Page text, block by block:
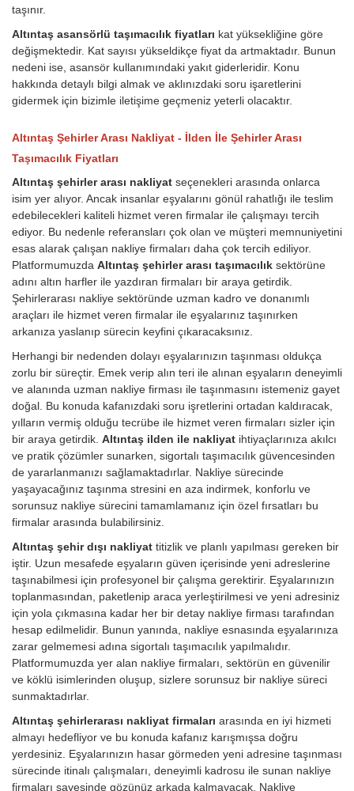
taşınır.
Altıntaş asansörlü taşımacılık fiyatları kat yüksekliğine göre
değişmektedir. Kat sayısı yükseldikçe fiyat da artmaktadır. Bunun
nedeni ise, asansör kullanımındaki yakıt giderleridir. Konu
hakkında detaylı bilgi almak ve aklınızdaki soru işaretlerini
gidermek için bizimle iletişime geçmeniz yeterli olacaktır.
Altıntaş Şehirler Arası Nakliyat - İlden İle Şehirler Arası
Taşımacılık Fiyatları
Altıntaş şehirler arası nakliyat seçenekleri arasında onlarca
isim yer alıyor. Ancak insanlar eşyalarını gönül rahatlığı ile teslim
edebilecekleri kaliteli hizmet veren firmalar ile çalışmayı tercih
ediyor. Bu nedenle referansları çok olan ve müşteri memnuniyetini
esas alarak çalışan nakliye firmaları daha çok tercih ediliyor.
Platformumuzda Altıntaş şehirler arası taşımacılık sektörüne
adını altın harfler ile yazdıran firmaları bir araya getirdik.
Şehirlerarası nakliye sektöründe uzman kadro ve donanımlı
araçları ile hizmet veren firmalar ile eşyalarınız taşınırken
arkanıza yaslanıp sürecin keyfini çıkaracaksınız.
Herhangi bir nedenden dolayı eşyalarınızın taşınması oldukça
zorlu bir süreçtir. Emek verip alın teri ile alınan eşyaların deneyimli
ve alanında uzman nakliye firması ile taşınmasını istemeniz gayet
doğal. Bu konuda kafanızdaki soru işretlerini ortadan kaldıracak,
yılların vermiş olduğu tecrübe ile hizmet veren firmaları sizler için
bir araya getirdik. Altıntaş ilden ile nakliyat ihtiyaçlarınıza akılcı
ve pratik çözümler sunarken, sigortalı taşımacılık güvencesinden
de yararlanmanızı sağlamaktadırlar. Nakliye sürecinde
yaşayacağınız taşınma stresini en aza indirmek, konforlu ve
sorunsuz nakliye sürecini tamamlamanız için özel fırsatları bu
firmalar arasında bulabilirsiniz.
Altıntaş şehir dışı nakliyat titizlik ve planlı yapılması gereken bir
iştir. Uzun mesafede eşyaların güven içerisinde yeni adreslerine
taşınabilmesi için profesyonel bir çalışma gerektirir. Eşyalarınızın
toplanmasından, paketlenip araca yerleştirilmesi ve yeni adresiniz
için yola çıkmasına kadar her bir detay nakliye firması tarafından
hesap edilmelidir. Bunun yanında, nakliye esnasında eşyalarınıza
zarar gelmemesi adına sigortalı taşımacılık yapılmalıdır.
Platformumuzda yer alan nakliye firmaları, sektörün en güvenilir
ve köklü isimlerinden oluşup, sizlere sorunsuz bir nakliye süreci
sunmaktadırlar.
Altıntaş şehirlerarası nakliyat firmaları arasında en iyi hizmeti
almayı hedefliyor ve bu konuda kafanız karışmışsa doğru
yerdesiniz. Eşyalarınızın hasar görmeden yeni adresine taşınması
sürecinde itinalı çalışmaları, deneyimli kadrosu ile sunan nakliye
firmaları sayesinde gözünüz arkada kalmayacak. Nakliye